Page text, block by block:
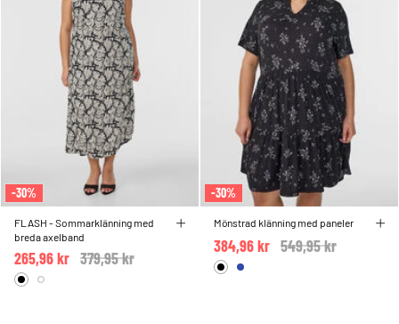
-30%
FLASH - Sommarklänning med
breda axelband
Price reduced from
379,95 kr
265,96 kr
-30%
Mönstrad klänning med paneler
Price reduced from
549,95 kr
384,96 kr